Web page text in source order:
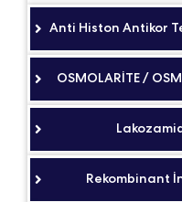
Anti Histon Antikor
OSMOLARİTE /
Rekombinant